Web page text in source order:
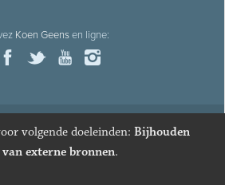
Koen Geensen ligne:
et député honoraire
par Zenjoy de Louvain
volgende doeleinden: Bijhouden
externe bronnen.